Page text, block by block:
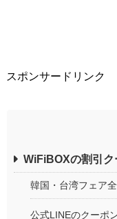
スポンサードリンク
WiFiBOXの割引ク
韓国・台湾フェア
公式LINEのクーポ